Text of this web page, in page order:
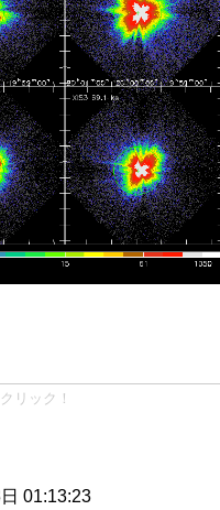
リック！
01:13:23